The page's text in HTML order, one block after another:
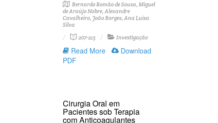
Bernardo Romão de Sousa, Miguel
de Araújo Nobre, Alexandre
Cavalheiro, João Borges, Ana Luísa
Silva
207-215
Investigação
Read More
Download
PDF
Cirurgia Oral em
Pacientes sob Terapia
com Anticoagulantes